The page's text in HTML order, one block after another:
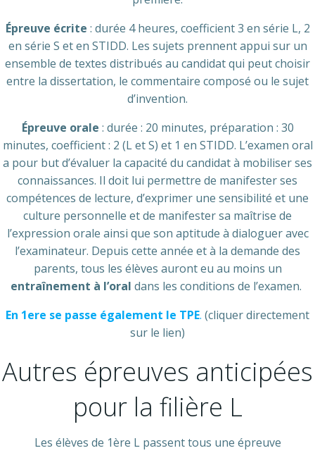
Épreuve écrite : durée 4 heures, coefficient 3 en série L, 2
en série S et en STIDD. Les sujets prennent appui sur un
ensemble de textes distribués au candidat qui peut choisir
entre la dissertation, le commentaire composé ou le sujet
d’invention.
Épreuve orale : durée : 20 minutes, préparation : 30
minutes, coefficient : 2 (L et S) et 1 en STIDD. L’examen oral
a pour but d’évaluer la capacité du candidat à mobiliser ses
connaissances. Il doit lui permettre de manifester ses
compétences de lecture, d’exprimer une sensibilité et une
culture personnelle et de manifester sa maîtrise de
l’expression orale ainsi que son aptitude à dialoguer avec
l’examinateur. Depuis cette année et à la demande des
parents, tous les élèves auront eu au moins un
entraînement à l’oral dans les conditions de l’examen.
En 1ere se passe également le TPE. (cliquer directement
sur le lien)
Autres épreuves anticipées
pour la filière L
Les élèves de 1ère L passent tous une épreuve